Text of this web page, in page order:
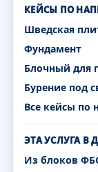
КЕЙСЫ ПО
Шведская
Фундамент
Блочный для
Бурение под
Все кейсы по
ЭТА УСЛУГА В
Из блоков